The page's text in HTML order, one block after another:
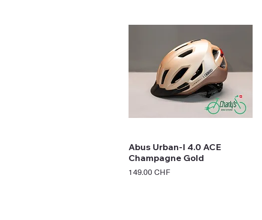
Abus Urban-I 4.0 ACE
Champagne Gold
Prix
149.00 CHF